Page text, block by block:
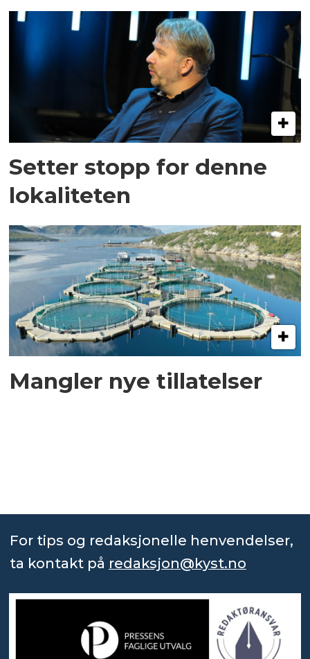
Setter stopp for denne
lokaliteten
Mangler nye tillatelser
For tips og redaksjonelle henvendelser,
ta kontakt på redaksjon@kyst.no